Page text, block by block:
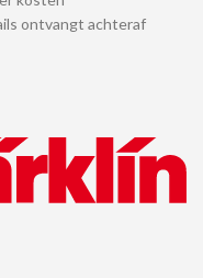
ontvangt achteraf